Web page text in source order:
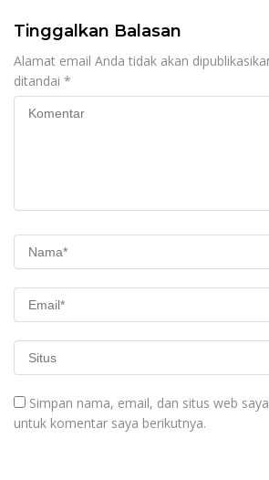
Tinggalkan Balasan
Alamat email Anda tidak akan
ditandai *
Simpan nama, email, dan situs web
untuk komentar saya berikutnya.